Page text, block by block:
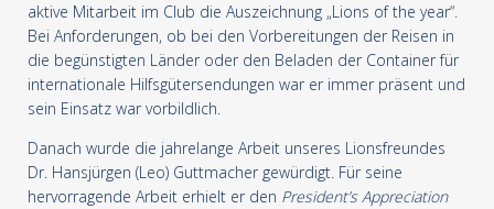
aktive Mitarbeit im Club die Auszeichnung „Lions of the year“.
Bei Anforderungen, ob bei den Vorbereitungen der Reisen in
die begünstigten Länder oder den Beladen der Container für
internationale Hilfsgütersendungen war er immer präsent und
sein Einsatz war vorbildlich.
Danach wurde die jahrelange Arbeit unseres Lionsfreundes
Dr. Hansjürgen (Leo) Guttmacher gewürdigt. Für seine
hervorragende Arbeit erhielt er den President’s Appreciation